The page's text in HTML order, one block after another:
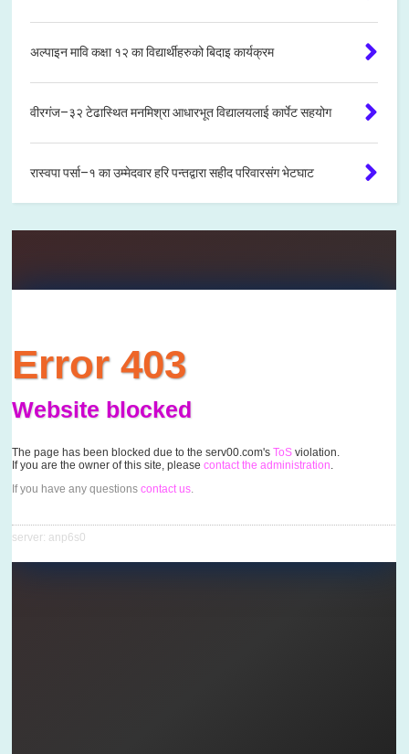
अल्पाइन मावि कक्षा १२ का विद्यार्थीहरुको बिदाइ कार्यक्रम
वीरगंज–३२ टेढास्थित मनमिश्रा आधारभूत विद्यालयलाई कार्पेट सहयोग
रास्वपा पर्सा–१ का उम्मेदवार हरि पन्तद्वारा सहीद परिवारसंग भेटघाट